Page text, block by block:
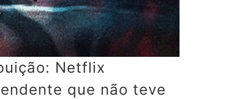
Netflix
que não teve